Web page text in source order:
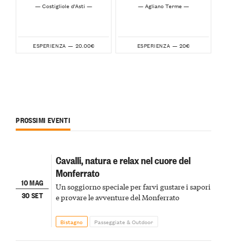
— Costigliole d’Asti —
ESPERIENZA — 20.00€
— Agliano Terme —
ESPERIENZA — 20€
PROSSIMI EVENTI
10 MAG
30 SET
Cavalli, natura e relax nel cuore del
Monferrato
Un soggiorno speciale per farvi gustare i sapori
e provare le avventure del Monferrato
Bistagno Passeggiate & Outdoor